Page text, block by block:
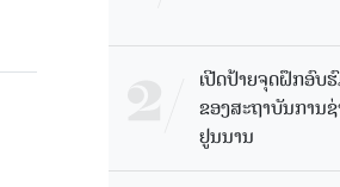
ເປີດປ້າຍຈຸດຝຶກອົບ
ຂອງສະຖາບັນການ
ຢູນນານ